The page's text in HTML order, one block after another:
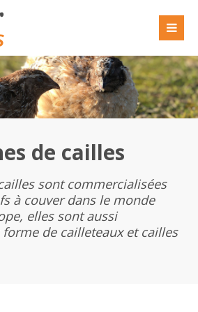
l'élément "offcanvas-col1"
l'élément "offcanvas-col2"
l'élément "offcanvas-col4"
de cailles
sont commercialisées
à couver dans le monde
elles sont aussi
de cailleteaux et cailles